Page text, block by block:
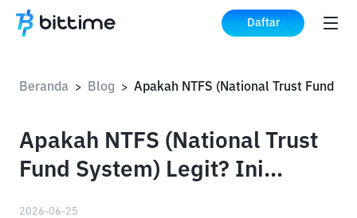
Daftar
Beranda > Blog >
Apakah NTFS (National Trust
Fund System) Legit? Ini
2026-06-25